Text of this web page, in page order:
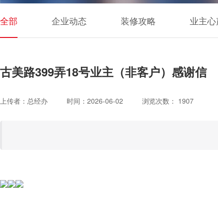
全部 企业动态 装修攻略 业主
古美路399弄18号业主（非客户）感谢信
上传者：总经办 时间：2026-06-02 浏览次数： 1907